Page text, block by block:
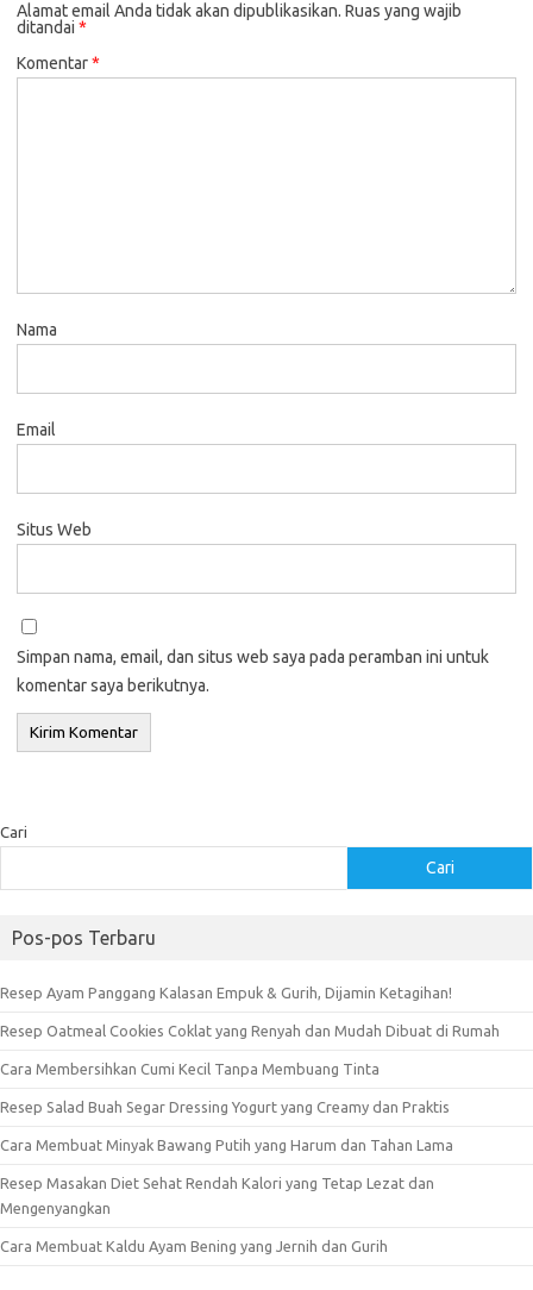
Alamat email Anda tidak akan dipublikasikan. Ruas yang wajib
ditandai *
Komentar*
Nama
Email
Situs Web
Simpan nama, email, dan situs web saya pada peramban ini untuk
komentar saya berikutnya.
Cari
Cari
Pos-pos Terbaru
Resep Ayam Panggang Kalasan Empuk & Gurih, Dijamin Ketagihan!
Resep Oatmeal Cookies Coklat yang Renyah dan Mudah Dibuat di Rumah
Cara Membersihkan Cumi Kecil Tanpa Membuang Tinta
Resep Salad Buah Segar Dressing Yogurt yang Creamy dan Praktis
Cara Membuat Minyak Bawang Putih yang Harum dan Tahan Lama
Resep Masakan Diet Sehat Rendah Kalori yang Tetap Lezat dan
Mengenyangkan
Cara Membuat Kaldu Ayam Bening yang Jernih dan Gurih